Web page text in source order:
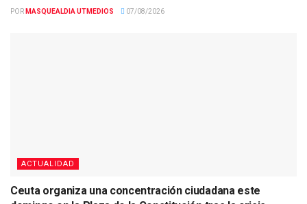
POR MASQUEALDIA UTMEDIOS 07/08/2026
ACTUALIDAD
Ceuta organiza una concentración ciudadana este